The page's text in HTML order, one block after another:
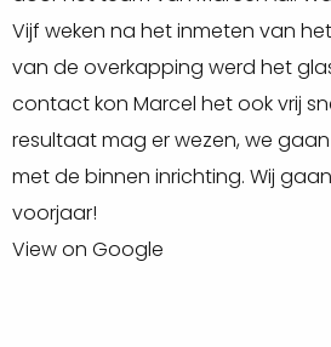
een transparante of gekleurde
aangebracht op het douglas
het hout te beschermen tegen
andere factoren. Beits kan
de natuurlijke kleur behoudt en
heb je de keuze tussen twee
douglas beits. Het beitsen van
Vijf weken na het inmeten van
van de overkapping werd het
contact kon Marcel het ook vrij
resultaat mag er wezen, we
met de binnen inrichting. Wij
voorjaar!
View on Google